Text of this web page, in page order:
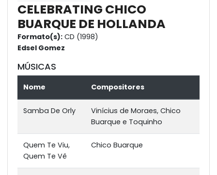
CELEBRATING CHICO
BUARQUE DE HOLLANDA
Formato(s): CD (1998)
Edsel Gomez
MÚSICAS
Nome Compositores
Samba De Orly
Vinícius de Moraes, Chico
Buarque e Toquinho
Quem Te Viu,
Quem Te Vê
Chico Buarque